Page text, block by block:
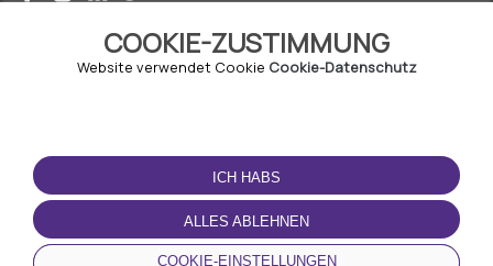
COOKIE-ZUSTIMMUNG
Website verwendet Cookie Cookie-Datenschutz
ICH HABS
ALLES ABLEHNEN
COOKIE-EINSTELLUNGEN
NUTZUNGSBEDINGUNGEN
Geschäftsbedingungen
Datenschutz-
Bestimmungen
Cookie-Richtlinie
LADEN SIE DIE APP
HERUNTER